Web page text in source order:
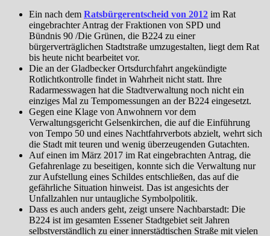
Ein nach dem Ratsbürgerentscheid von 2012 im Rat
eingebrachter Antrag der Fraktionen von SPD und
Bündnis 90 /Die Grünen, die B224 zu einer
bürgerverträglichen Stadtstraße umzugestalten, liegt dem Rat
bis heute nicht bearbeitet vor.
Die an der Gladbecker Ortsdurchfahrt angekündigte
Rotlichtkontrolle findet in Wahrheit nicht statt. Ihre
Radarmesswagen hat die Stadtverwaltung noch nicht ein
einziges Mal zu Tempomessungen an der B224 eingesetzt.
Gegen eine Klage von Anwohnern vor dem
Verwaltungsgericht Gelsenkirchen, die auf die Einführung
von Tempo 50 und eines Nachtfahrverbots abzielt, wehrt sich
die Stadt mit teuren und wenig überzeugenden Gutachten.
Auf einen im März 2017 im Rat eingebrachten Antrag, die
Gefahrenlage zu beseitigen, konnte sich die Verwaltung nur
zur Aufstellung eines Schildes entschließen, das auf die
gefährliche Situation hinweist. Das ist angesichts der
Unfallzahlen nur untaugliche Symbolpolitik.
Dass es auch anders geht, zeigt unsere Nachbarstadt: Die
B224 ist im gesamten Essener Stadtgebiet seit Jahren
selbstverständlich zu einer innerstädtischen Straße mit vielen